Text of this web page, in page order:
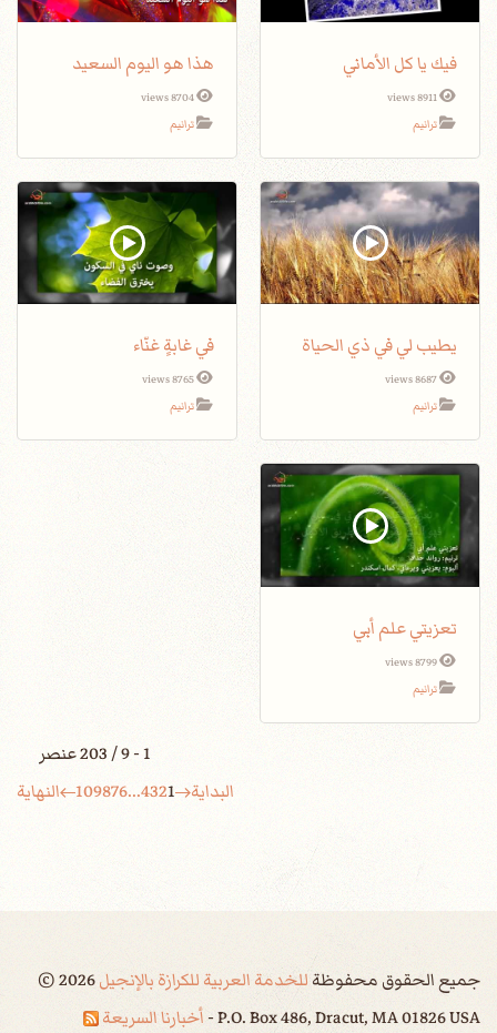
فيك يا كل الأماني
8911 views
ترانيم
هذا هو اليوم السعيد
8704 views
ترانيم
يطيب لي في ذي الحياة
8687 views
ترانيم
في غابةٍ غنّاء
8765 views
ترانيم
تعزيتي علم أبي
8799 views
ترانيم
1 - 9 / 203 عنصر
البداية
1
2
3
4
...
6
7
8
9
10 النهاية
جميع الحقوق محفوظةللخدمة العربية للكرازة بالإنجيل ©2026
P.O. Box 486, Dracut, MA 01826 USA - أخبارنا السريعة